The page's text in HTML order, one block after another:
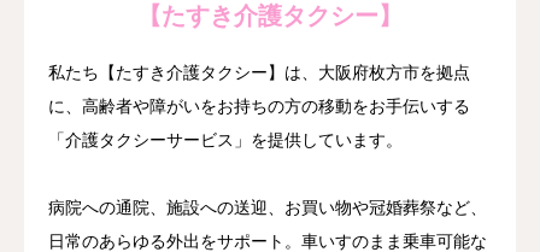
【たすき介護タクシー】
私たち【たすき介護タクシー】は、大阪府枚方市を拠点
に、高齢者や障がいをお持ちの方の移動をお手伝いする
「介護タクシーサービス」を提供しています。
病院への通院、施設への送迎、お買い物や冠婚葬祭など、
日常のあらゆる外出をサポート。車いすのまま乗車可能な